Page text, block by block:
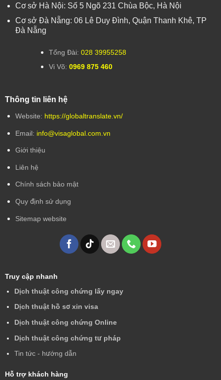
Cơ sở Hà Nội: Số 5 Ngõ 231 Chùa Bộc, Hà Nội
Cơ sở Đà Nẵng: 06 Lê Duy Đình, Quận Thanh Khê, TP
Đà Nẵng
Tổng Đài:028 39955258
Vi Võ:0969 875 460
Thông tin liên hệ
Website: https://globaltranslate.vn/
Email: info@visaglobal.com.vn
Giới thiệu
Liên hệ
Chính sách bảo mật
Quy định sử dụng
Sitemap website
Truy cập nhanh
Dịch thuật công chứng lấy ngay
Dịch thuật hồ sơ xin visa
Dịch thuật công chứng Online
Dịch thuật công chứng tư pháp
Tin tức - hướng dẫn
Hỗ trợ khách hàng